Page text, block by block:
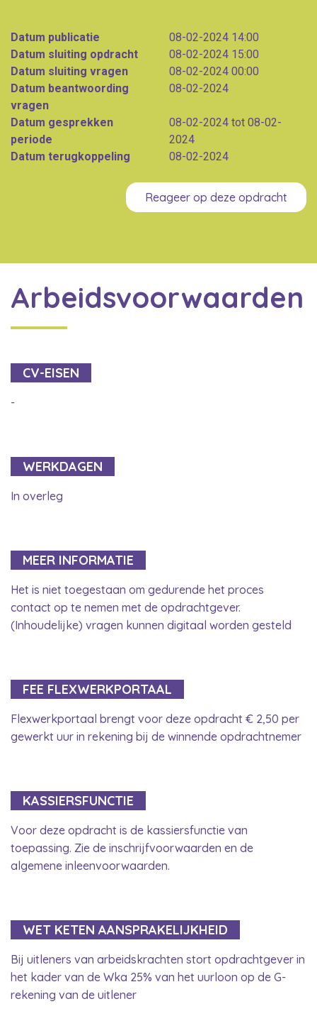
Datum publicatie
08-02-2024 14:00
Datum sluiting opdracht
08-02-2024 15:00
Datum sluiting vragen
08-02-2024 00:00
Datum beantwoording
vragen
08-02-2024
Datum gesprekken
periode
08-02-2024 tot 08-02-
2024
Datum terugkoppeling
08-02-2024
Reageer op deze opdracht
Arbeidsvoorwaarden
CV-EISEN
-
WERKDAGEN
In overleg
MEER INFORMATIE
Het is niet toegestaan om gedurende het proces
contact op te nemen met de opdrachtgever.
(Inhoudelijke) vragen kunnen digitaal worden gesteld
FEE FLEXWERKPORTAAL
Flexwerkportaal brengt voor deze opdracht € 2,50 per
gewerkt uur in rekening bij de winnende opdrachtnemer
KASSIERSFUNCTIE
Voor deze opdracht is de kassiersfunctie van
toepassing. Zie de inschrijfvoorwaarden en de
algemene inleenvoorwaarden.
WET KETEN AANSPRAKELIJKHEID
Bij uitleners van arbeidskrachten stort opdrachtgever in
het kader van de Wka 25% van het uurloon op de G-
rekening van de uitlener